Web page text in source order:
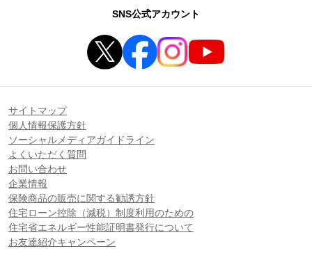
SNS公式アカウント
サイトマップ
個人情報保護方針
ソーシャルメディアガイドライン
よくいただく質問
お問い合わせ
企業情報
保険商品の販売に関する勧誘方針
住宅ローン控除（減税）制度利用のための
住宅省エネルギー性能証明書発行について
お友達紹介キャンペーン